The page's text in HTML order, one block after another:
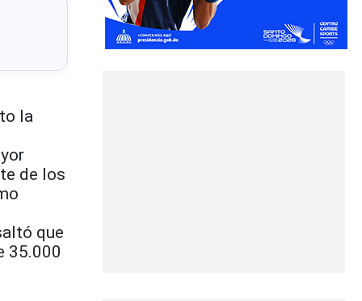
la
de los
que
35.000